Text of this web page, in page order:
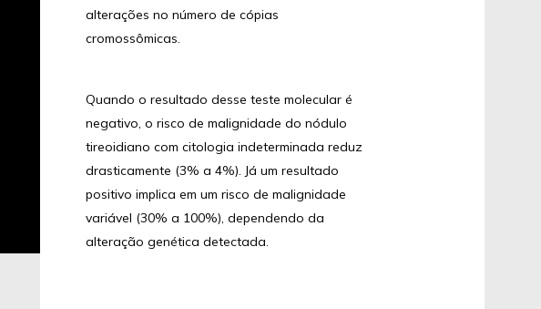
alterações no número de cópias
cromossômicas.
Quando o resultado desse teste molecular é
negativo, o risco de malignidade do nódulo
tireoidiano com citologia indeterminada reduz
drasticamente (3% a 4%). Já um resultado
positivo implica em um risco de malignidade
variável (30% a 100%), dependendo da
alteração genética detectada.